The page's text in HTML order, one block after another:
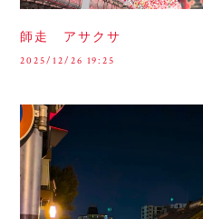
師走 アサクサ
2025/12/26 19:25